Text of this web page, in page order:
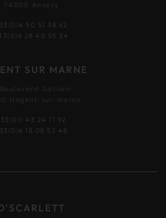
74000 Annecy
50 51 38 62
28 40 55 34
SUR MARNE
Gallieni
Nogent-sur-marne
43 24 11 92
18 08 52 48